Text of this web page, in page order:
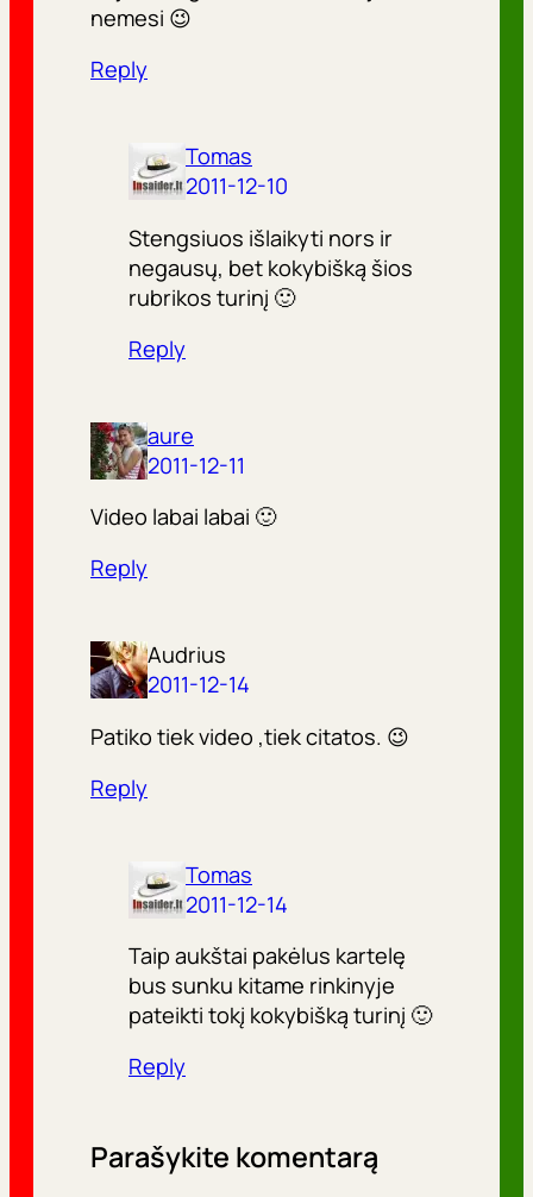
nemesi 😉
Reply
Tomas
2011-12-10
Stengsiuos išlaikyti nors ir
negausų, bet kokybišką šios
rubrikos turinį 🙂
Reply
aure
2011-12-11
Video labai labai 🙂
Reply
Audrius
2011-12-14
Patiko tiek video ,tiek citatos. 😉
Reply
Tomas
2011-12-14
Taip aukštai pakėlus kartelę
bus sunku kitame rinkinyje
pateikti tokį kokybišką turinį 🙂
Reply
Parašykite komentarą